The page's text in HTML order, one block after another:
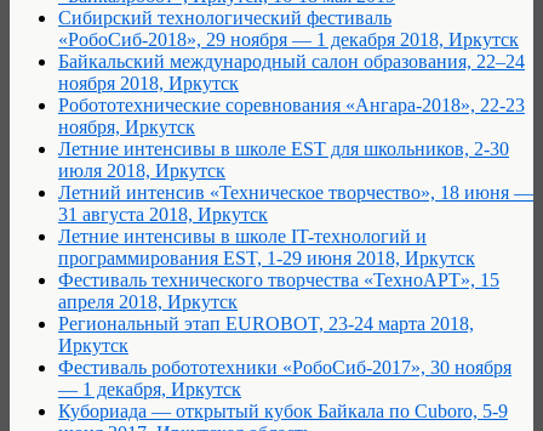
Сибирский технологический фестиваль
«РобоСиб-2018», 29 ноября — 1 декабря 2018, Иркутск
Байкальский международный салон образования, 22–24
ноября 2018, Иркутск
Робототехнические соревнования «Ангара-2018», 22-23
ноября, Иркутск
Летние интенсивы в школе EST для школьников, 2-30
июля 2018, Иркутск
Летний интенсив «Техническое творчество», 18 июня —
31 августа 2018, Иркутск
Летние интенсивы в школе IT-технологий и
программирования EST, 1-29 июня 2018, Иркутск
Фестиваль технического творчества «ТехноАРТ», 15
апреля 2018, Иркутск
Региональный этап EUROBOT, 23-24 марта 2018,
Иркутск
Фестиваль робототехники «РобоСиб-2017», 30 ноября
— 1 декабря, Иркутск
Кубориада — открытый кубок Байкала по Cuboro, 5-9